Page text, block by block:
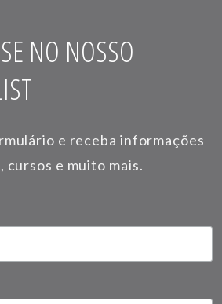
NO NOSSO
e receba informações
cursos e muito mais.